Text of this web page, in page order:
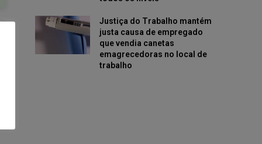
Justiça do Trabalho mantém
justa causa de empregado
que vendia canetas
emagrecedoras no local de
trabalho